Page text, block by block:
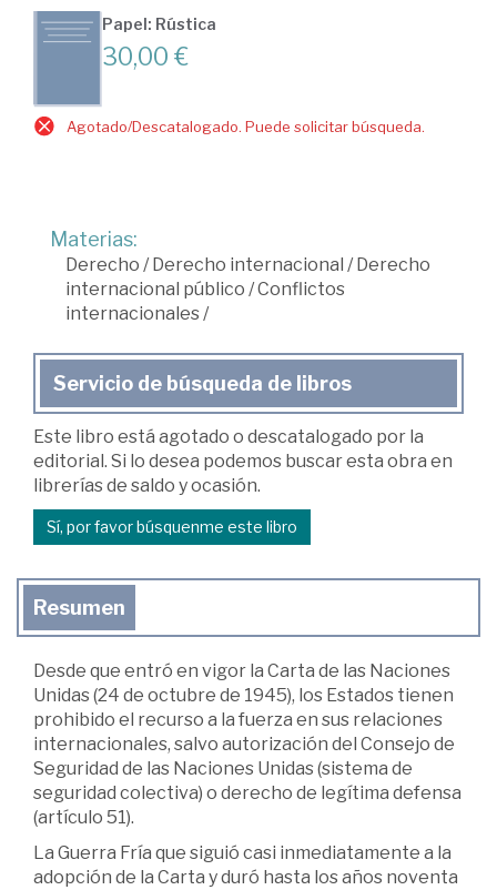
Papel: Rústica
30,00 €
Agotado/Descatalogado. Puede solicitar búsqueda.
Materias:
Derecho / Derecho internacional / Derecho
internacional público /Conflictos
internacionales/
Servicio de búsqueda de libros
Este libro está agotado o descatalogado por la
editorial. Si lo desea podemos buscar esta obra en
librerías de saldo y ocasión.
Sí, por favor búsquenme este libro
Resumen
Desde que entró en vigor la Carta de las Naciones
Unidas (24 de octubre de 1945), los Estados tienen
prohibido el recurso a la fuerza en sus relaciones
internacionales, salvo autorización del Consejo de
Seguridad de las Naciones Unidas (sistema de
seguridad colectiva) o derecho de legítima defensa
(artículo 51).
La Guerra Fría que siguió casi inmediatamente a la
adopción de la Carta y duró hasta los años noventa